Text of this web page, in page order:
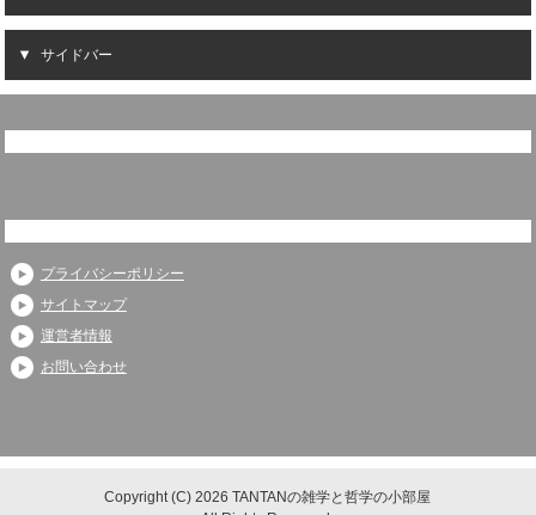
サイドバー
プライバシーポリシー
サイトマップ
運営者情報
お問い合わせ
Copyright (C) 2026 TANTANの雑学と哲学の小部屋